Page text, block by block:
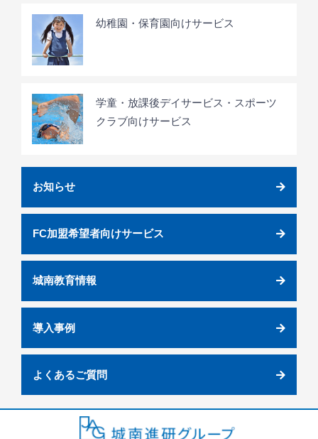
幼稚園・保育園向けサービス
学童・放課後デイサービス・スポーツ
クラブ向けサービス
お知らせ
FC加盟希望者向けサービス
城南教育情報
導入事例
よくあるご質問